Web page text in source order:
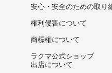
安心・安全のための取り
権利侵害について
商標権について
ラクマ公式ショップ
出店について